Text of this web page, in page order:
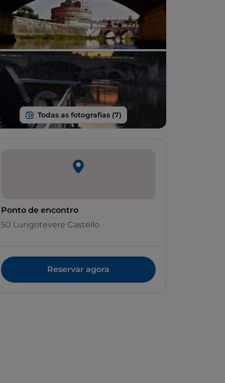
Ponto de encontro
50 Lungotevere Castello
Reservar agora